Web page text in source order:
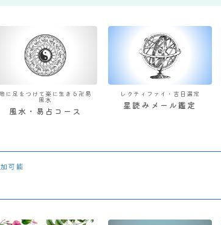
地に足をつけて楽に生きる卍易
風水
風水・易占コース
レクティファイ・吉日選定
星読みメール鑑定
可能